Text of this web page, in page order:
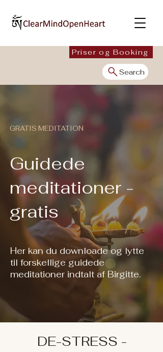
Search
Priser og Booking
GRATIS MEDITATION
Guidede
meditationer -
gratis
Her kan du downloade og lytte
til forskellige guidede
meditationer indtalt af Birgitte.
DE-STRESS -